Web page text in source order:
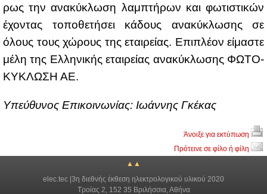
ρως την ανα­κύ­κλω­ση λαμ­πτή­ρων και φω­τι­στι­κών
έχο­ντας το­πο­θε­τή­σει κά­δους ανα­κύ­κλω­σης σε
όλους τους χώ­ρους της εται­ρεί­ας. Επι­πλέ­ον εί­μα­στε
μέ­λη της Ελ­λη­νι­κής εται­ρεί­ας ανα­κύ­κλω­σης ΦΩ­ΤΟ­
ΚΥ­ΚΛΩ­ΣΗ ΑΕ.
Yπεύ­θυ­νος Επι­κοι­νω­νί­ας: Ιω­άν­νης Γκέ­κας
Άνοιξε για εκτύπωση
Πρότεινε σε φίλο ή φίλη
▲▲
elec.tec |3η διεθνής έκθεση ηλεκτρολογικού υλικού 2020
Τροίας 2, 152 35 Βριλήσσια, Αθήνα